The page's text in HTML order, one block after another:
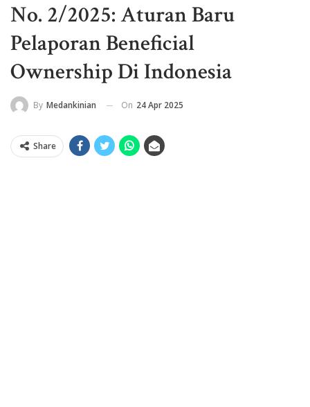
No. 2/2025: Aturan Baru
Pelaporan Beneficial
Ownership Di Indonesia
By Medankinian On 24 Apr 2025
Share